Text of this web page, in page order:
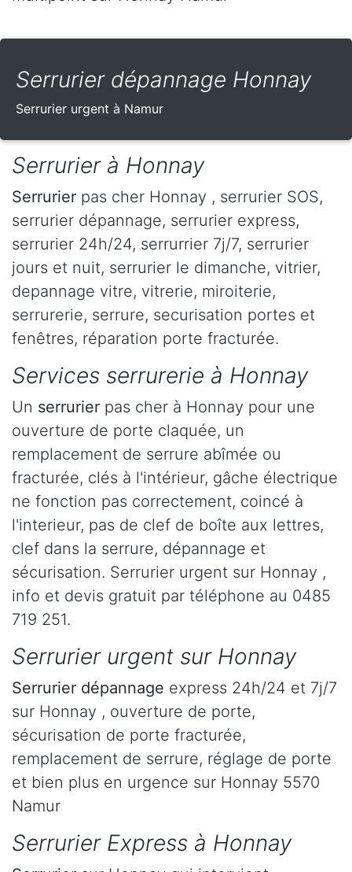
Serrurier dépannage Honnay
Serrurier urgent à Namur
Serrurier à Honnay
Serrurier pas cher Honnay , serrurier SOS,
serrurier dépannage, serrurier express,
serrurier 24h/24, serrurrier 7j/7, serrurier
jours et nuit, serrurier le dimanche, vitrier,
depannage vitre, vitrerie, miroiterie,
serrurerie, serrure, securisation portes et
fenêtres, réparation porte fracturée.
Services serrurerie à Honnay
Un serrurier pas cher à Honnay pour une
ouverture de porte claquée, un
remplacement de serrure abîmée ou
fracturée, clés à l'intérieur, gâche électrique
ne fonction pas correctement, coincé à
l'interieur, pas de clef de boîte aux lettres,
clef dans la serrure, dépannage et
sécurisation. Serrurier urgent sur Honnay ,
info et devis gratuit par téléphone au 0485
719 251.
Serrurier urgent sur Honnay
Serrurier dépannage express 24h/24 et 7j/7
sur Honnay , ouverture de porte,
sécurisation de porte fracturée,
remplacement de serrure, réglage de porte
et bien plus en urgence sur Honnay 5570
Namur
Serrurier Express à Honnay